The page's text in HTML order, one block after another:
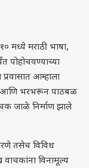
मध्ये मराठी भाषा,
पोहोचवण्याच्या
आम्हाला
आणि भरभरून पाठबळ
जाळे निर्माण झाले
तसेच विविध
वाचकांना विनामूल्य